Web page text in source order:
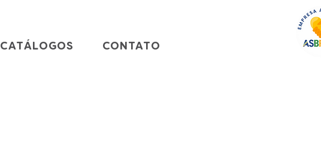
CATÁLOGOS CONTATO